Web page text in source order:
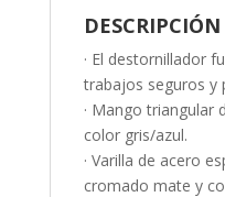
DESCRIPCIÓN
· El destornillador
trabajos seguros y
· Mango triangular
color gris/azul.
· Varilla de acero
cromado mate y